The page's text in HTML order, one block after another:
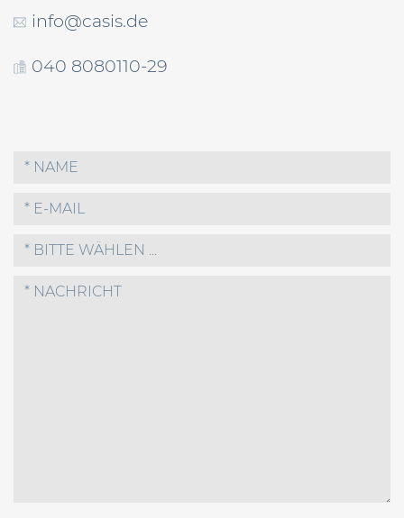
info@casis.de
040 8080110-29
* BITTE WÄHLEN ...